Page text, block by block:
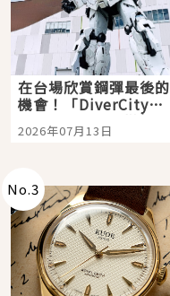
在台場欣賞鋼彈最後的
機會！「DiverCity
Tokyo Plaza」搭船、
購物、美食及夜景，一
2026年07月13日
No.3